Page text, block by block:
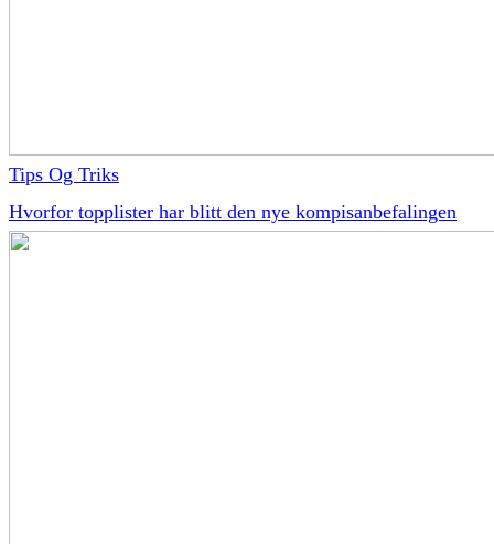
Tips Og Triks
Hvorfor topplister har blitt den nye kompisanbefalingen